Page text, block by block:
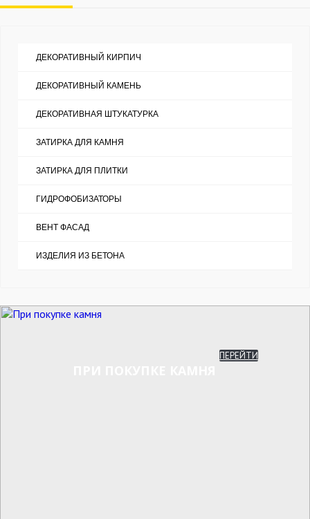
ДЕКОРАТИВНЫЙ КИРПИЧ
ДЕКОРАТИВНЫЙ КАМЕНЬ
ДЕКОРАТИВНАЯ ШТУКАТУРКА
ЗАТИРКА ДЛЯ КАМНЯ
ЗАТИРКА ДЛЯ ПЛИТКИ
ГИДРОФОБИЗАТОРЫ
ВЕНТ ФАСАД
ИЗДЕЛИЯ ИЗ БЕТОНА
ПЕРЕЙТИ